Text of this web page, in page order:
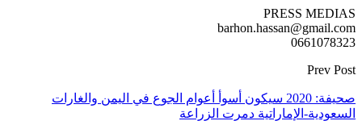
PRESS MEDIAS
barhon.hassan@gmail.com
0661078323
Prev Post
صحيفة: 2020 سيكون أسوأ أعوام الجوع في اليمن والغارات
السعودية-الإماراتية دمرت الزراعة